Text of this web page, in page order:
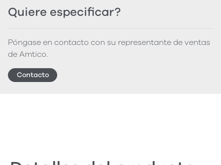
Quiere especificar?
Póngase en contacto con su representante de ventas
de Amtico.
Contacto